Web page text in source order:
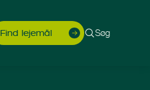
Find lejemål Søg